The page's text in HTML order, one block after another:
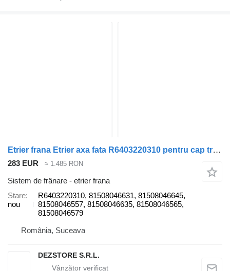
Etrier frana Etrier axa fata R6403220310 pentru cap tractor MAN TGX
283 EUR ≈ 1.485 RON
Sistem de frânare - etrier frana
Stare
nou
R6403220310, 81508046631, 81508046645,
81508046557, 81508046635, 81508046565,
81508046579
România, Suceava
DEZSTORE S.R.L.